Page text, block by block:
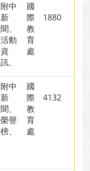
附中
新
聞、
活動
資
訊、
國
際
教
育
處
1880
附中
新
聞、
榮譽
榜、
國
際
教
育
處
4132